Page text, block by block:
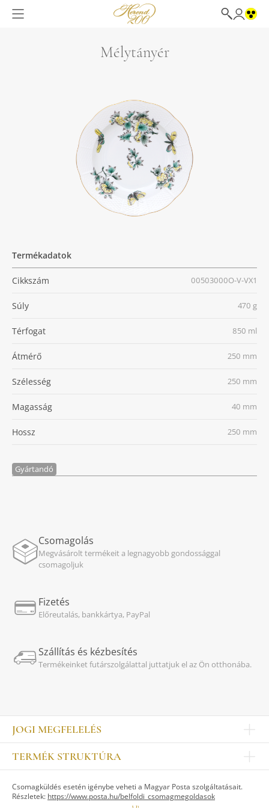
Mélytányér
Termékadatok
Cikkszám 00503000O-V-VX1
Súly 470 g
Térfogat 850 ml
Átmérő 250 mm
Szélesség 250 mm
Magasság 40 mm
Hossz 250 mm
Gyártandó
Csomagolás
Megvásárolt termékeit a legnagyobb gondossággal
csomagoljuk
Fizetés
Előreutalás, bankkártya, PayPal
Szállítás és kézbesítés
Termékeinket futárszolgálattal juttatjuk el az Ön otthonába.
JOGI MEGFELELÉS
Impresszum
Kapcsolat
Jogi nyilatkozat
TERMÉK STRUKTÚRA
ASZTALKULTÚRA
Csomagküldés esetén igénybe veheti a Magyar Posta szolgáltatásait.
Részletek: https://www.posta.hu/belfoldi_csomagmegoldasok